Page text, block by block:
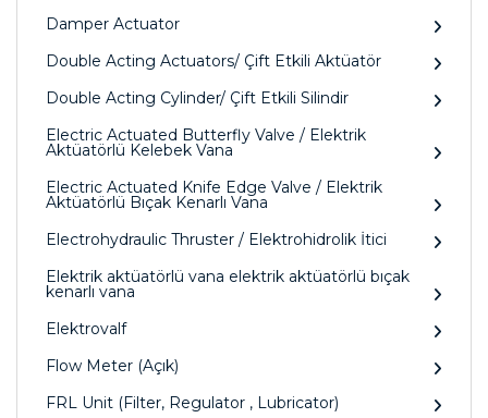
Damper Actuator
Double Acting Actuators/ Çift Etkili Aktüatör
Double Acting Cylinder/ Çift Etkili Silindir
Electric Actuated Butterfly Valve / Elektrik
Aktüatörlü Kelebek Vana
Electric Actuated Knife Edge Valve / Elektrik
Aktüatörlü Bıçak Kenarlı Vana
Electrohydraulic Thruster / Elektrohidrolik İtici
Elektrik aktüatörlü vana elektrik aktüatörlü bıçak
kenarlı vana
Elektrovalf
Flow Meter (Açık)
FRL Unit (Filter, Regulator , Lubricator)